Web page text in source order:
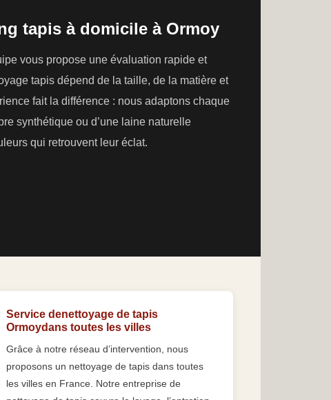
tapis à domicile à Ormoy
vous propose une évaluation rapide et
tapis dépend de la taille, de la matière et
fait la différence : nous adaptons chaque
synthétique ou d’une laine naturelle
qui retrouvent leur éclat.
Service denettoyage de tapis
Ormoydans toutes les villes
Grâce à notre réseau d’intervention, nous
proposons un nettoyage de tapis dans toutes
les villes en France. Notre entreprise de